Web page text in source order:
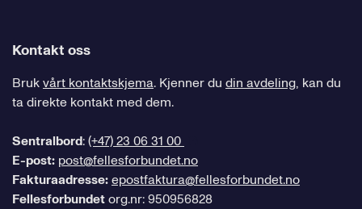
Kontakt oss
Brukvårt kontaktskjema. Kjenner du din avdeling, kan du
ta direkte kontakt med dem.
Sentralbord:(+47) 23 06 31 00
E-post: post@fellesforbundet.no
Fakturaadresse:epostfaktura@fellesforbundet.no
Fellesforbundetorg.nr: 950956828